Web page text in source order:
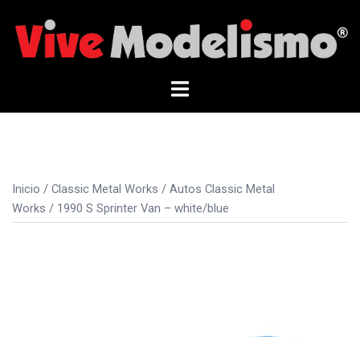
contenido
Alternar
Inicio / Classic Metal Works / Autos Classic Metal
Works / 1990 S Sprinter Van – white/blue